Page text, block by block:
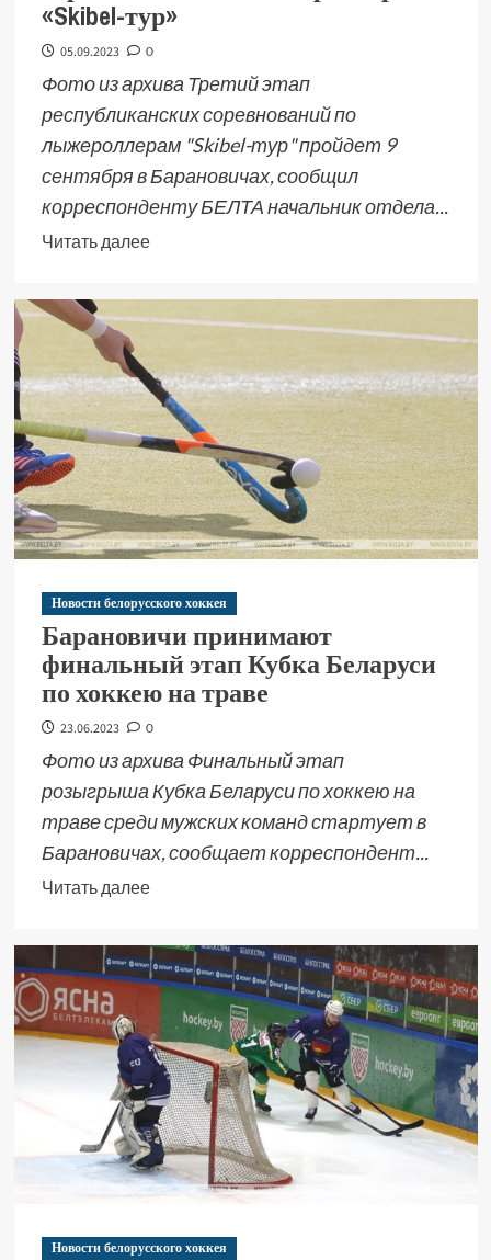
«Skibel-тур»
05.09.2023 0
Фото из архива Третий этап
республиканских соревнований по
лыжероллерам "Skibel-тур" пройдет 9
сентября в Барановичах, сообщил
корреспонденту БЕЛТА начальник отдела...
Читать далее
Новости белорусского хоккея
Барановичи принимают
финальный этап Кубка Беларуси
по хоккею на траве
23.06.2023 0
Фото из архива Финальный этап
розыгрыша Кубка Беларуси по хоккею на
траве среди мужских команд стартует в
Барановичах, сообщает корреспондент...
Читать далее
Новости белорусского хоккея